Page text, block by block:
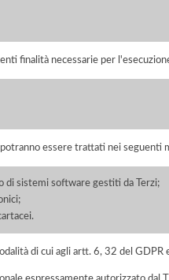
finalità necessarie per
essere trattati nei seguenti
di sistemi software gestiti da Terzi;
di cui agli artt. 6, 32 del